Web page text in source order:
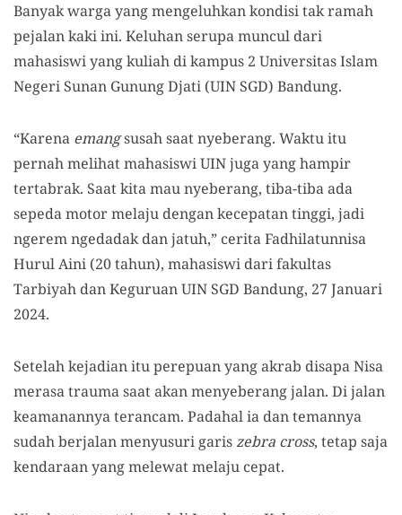
Banyak warga yang mengeluhkan kondisi tak ramah
pejalan kaki ini. Keluhan serupa muncul dari
mahasiswi yang kuliah di kampus 2 Universitas Islam
Negeri Sunan Gunung Djati (UIN SGD) Bandung.
“Karena emangsusah saat nyeberang. Waktu itu
pernah melihat mahasiswi UIN juga yang hampir
tertabrak. Saat kita mau nyeberang, tiba-tiba ada
sepeda motor melaju dengan kecepatan tinggi, jadi
ngerem ngedadak dan jatuh,” cerita Fadhilatunnisa
Hurul Aini (20 tahun), mahasiswi dari fakultas
Tarbiyah dan Keguruan UIN SGD Bandung, 27 Januari
2024.
Setelah kejadian itu perepuan yang akrab disapa Nisa
merasa trauma saat akan menyeberang jalan. Di jalan
keamanannya terancam. Padahal ia dan temannya
sudah berjalan menyusuri gariszebra cross, tetap saja
kendaraan yang melewat melaju cepat.